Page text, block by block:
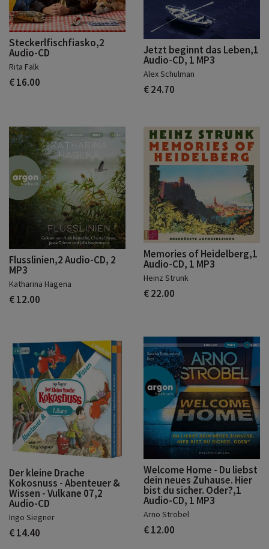
Steckerlfischfiasko,2
Audio-CD
Rita Falk
€ 16.00
Jetzt beginnt das Leben,1
Audio-CD, 1 MP3
Alex Schulman
€ 24.70
Flusslinien,2 Audio-CD, 2
MP3
Katharina Hagena
€ 12.00
Memories of Heidelberg,1
Audio-CD, 1 MP3
Heinz Strunk
€ 22.00
Der kleine Drache
Kokosnuss - Abenteuer &
Wissen - Vulkane 07,2
Audio-CD
Ingo Siegner
€ 14.40
Welcome Home - Du liebst
dein neues Zuhause. Hier
bist du sicher. Oder?,1
Audio-CD, 1 MP3
Arno Strobel
€ 12.00